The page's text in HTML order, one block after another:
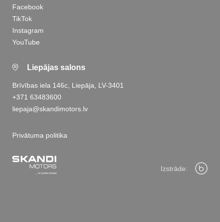
Facebook
TikTok
Instagram
YouTube
Liepājas salons
Brīvības iela 146c, Liepāja, LV-3401
+371 63483600
liepaja@skandimotors.lv
Privātuma politika
Izstrāde: